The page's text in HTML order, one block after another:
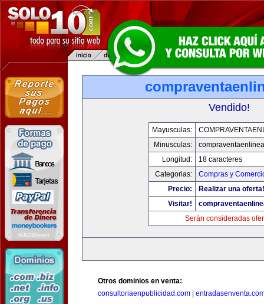
Vendido!
Mayusculas:
Minusculas:
Longitud:
18 caracteres
Categorias:
Compras y
Precio:
Realizar una oferta!
Visitar!
Serán consideradas
Otros dominios en venta:
consultoriaenpublicidad.com